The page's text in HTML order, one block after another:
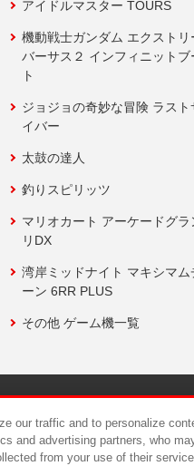
アイドルマスター TOURS
機動戦士ガンダム エクストリ
バーサス２ インフィニットブ
ト
ジョジョの奇妙な冒険 ラスト
イバー
太鼓の達人
釣りスピリッツ
マリオカート アーケードグラ
リDX
湾岸ミッドナイト マキシマム
ーン 6RR PLUS
その他 ゲーム機一覧
のご提供について カスタマ
our traffic and to personalize
and advertising partners, who
from your use of their